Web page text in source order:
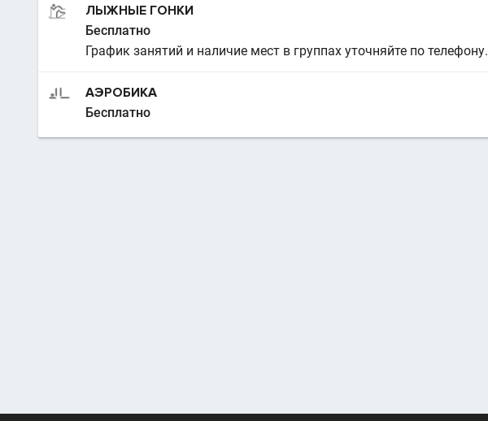
ЛЫЖНЫЕ ГОНКИ
Бесплатно
График занятий и наличие мест в группах уточняйте по телефону.
АЭРОБИКА
Бесплатно